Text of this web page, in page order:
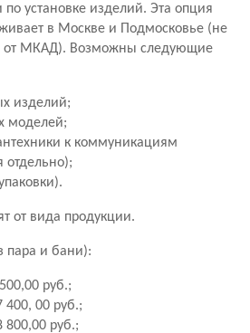
установке изделий. Эта опция
в Москве и Подмосковье (не
от МКАД). Возможны следующие
изделий;
моделей;
к коммуникациям
отдельно);
от вида продукции.
пара и бани):
руб.;
00 руб.;
руб.;